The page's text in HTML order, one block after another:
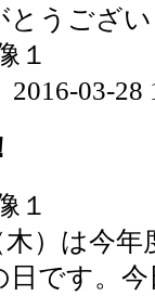
とうござ
2016-03-28
木）は今
日です。